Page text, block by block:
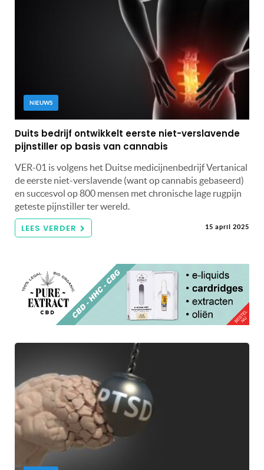
NIEUWS
Duits bedrijf ontwikkelt eerste niet-verslavende
pijnstiller op basis van cannabis
VER-01 is volgens het Duitse medicijnenbedrijf Vertanical
de eerste niet-verslavende (want op cannabis gebaseerd)
en succesvol op 800 mensen met chronische lage rugpijn
geteste pijnstiller ter wereld.
LEES VERDER 15 april 2025